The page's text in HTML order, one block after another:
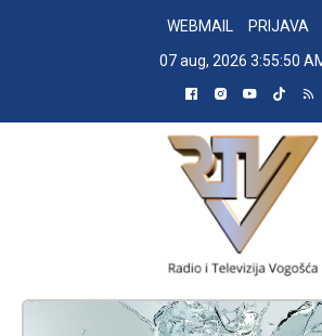
WEBMAIL
PRIJAVA
07 aug, 2026 3:55:51
RADIO